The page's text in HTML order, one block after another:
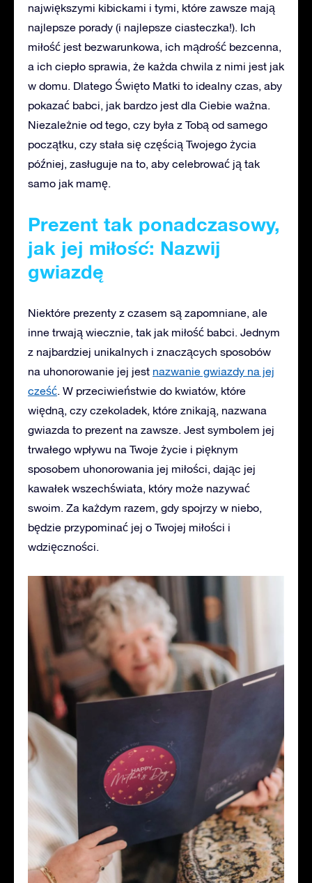
największymi kibickami i tymi, które zawsze mają
najlepsze porady (i najlepsze ciasteczka!). Ich
miłość jest bezwarunkowa, ich mądrość bezcenna,
a ich ciepło sprawia, że każda chwila z nimi jest jak
w domu. Dlatego Święto Matki to idealny czas, aby
pokazać babci, jak bardzo jest dla Ciebie ważna.
Niezależnie od tego, czy była z Tobą od samego
początku, czy stała się częścią Twojego życia
później, zasługuje na to, aby celebrować ją tak
samo jak mamę.
Prezent tak ponadczasowy,
jak jej miłość: Nazwij
gwiazdę
Niektóre prezenty z czasem są zapomniane, ale
inne trwają wiecznie, tak jak miłość babci. Jednym
z najbardziej unikalnych i znaczących sposobów
na uhonorowanie jej jest nazwanie gwiazdy na jej
cześć. W przeciwieństwie do kwiatów, które
więdną, czy czekoladek, które znikają, nazwana
gwiazda to prezent na zawsze. Jest symbolem jej
trwałego wpływu na Twoje życie i pięknym
sposobem uhonorowania jej miłości, dając jej
kawałek wszechświata, który może nazywać
swoim. Za każdym razem, gdy spojrzy w niebo,
będzie przypominać jej o Twojej miłości i
wdzięczności.